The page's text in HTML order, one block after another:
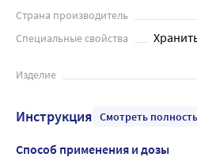
эффективный способ защиты от
общественных местах.
Страна производитель
Специальные свойства
Изделие
Инструкция Смотреть
Способ применения и дозы